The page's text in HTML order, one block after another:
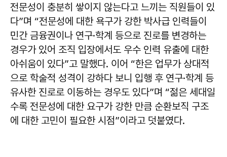
전문성이 충분히 쌓이지 않는다고 느끼는 직원들이 있
다”며 “전문성에 대한 욕구가 강한 박사급 인력들이
민간 금융권이나 연구·학계 등으로 진로를 변경하는
경우가 있어 조직 입장에서도 우수 인력 유출에 대한
아쉬움이 있다”고 말했다. 이어 “한은 업무가 상대적
으로 학술적 성격이 강하다 보니 입행 후 연구·학계 등
유사한 진로로 이동하는 경우도 있다”며 “젊은 세대일
수록 전문성에 대한 요구가 강한 만큼 순환보직 구조
에 대한 고민이 필요한 시점”이라고 덧붙였다.